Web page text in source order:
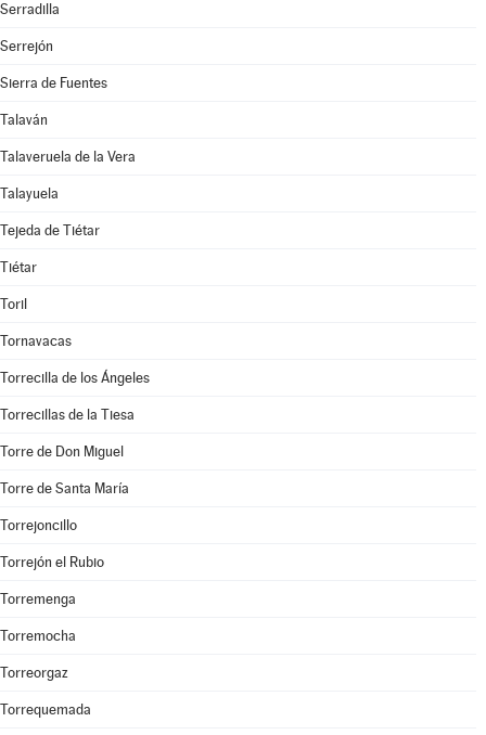
Serradilla
Serrejón
Sierra de Fuentes
Talaván
Talaveruela de la Vera
Talayuela
Tejeda de Tiétar
Tiétar
Toril
Tornavacas
Torrecilla de los Ángeles
Torrecillas de la Tiesa
Torre de Don Miguel
Torre de Santa María
Torrejoncillo
Torrejón el Rubio
Torremenga
Torremocha
Torreorgaz
Torrequemada